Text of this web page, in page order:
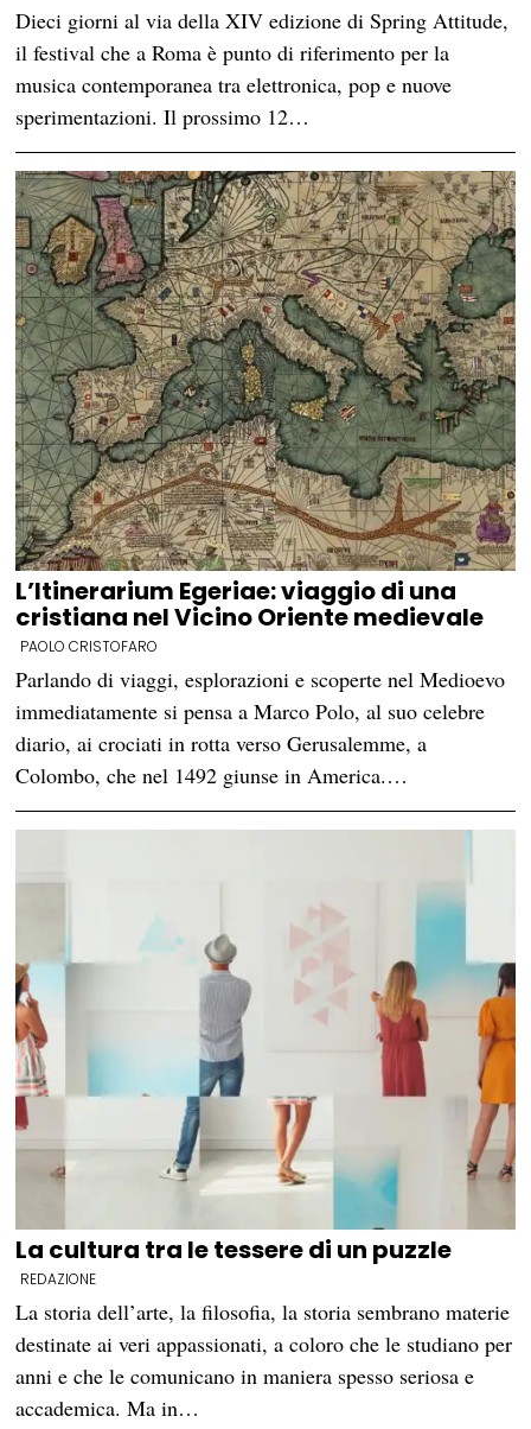
Dieci giorni al via della XIV edizione di Spring Attitude,
il festival che a Roma è punto di riferimento per la
musica contemporanea tra elettronica, pop e nuove
sperimentazioni. Il prossimo 12…
L’Itinerarium Egeriae: viaggio di una
cristiana nel Vicino Oriente medievale
PAOLO CRISTOFARO
Parlando di viaggi, esplorazioni e scoperte nel Medioevo
immediatamente si pensa a Marco Polo, al suo celebre
diario, ai crociati in rotta verso Gerusalemme, a
Colombo, che nel 1492 giunse in America.…
La cultura tra le tessere di un puzzle
REDAZIONE
La storia dell’arte, la filosofia, la storia sembrano materie
destinate ai veri appassionati, a coloro che le studiano per
anni e che le comunicano in maniera spesso seriosa e
accademica. Ma in…